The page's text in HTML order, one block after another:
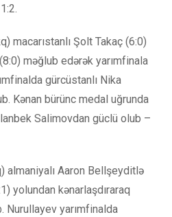
macarıstanlı Şolt Takaç (6:0)
məğlub edərək yarımfinala
gürcüstanlı Nika
Kənan bürünc medal uğrunda
Salimovdan güclü olub –
almaniyalı Aaron Bellşeyditlə
yolundan kənarlaşdıraraq
Nurullayev yarımfinalda